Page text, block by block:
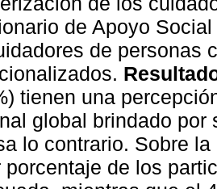
de Apoyo
de personas
tienen una
global brindado por
lo contrario. Sobre
porcentaje de los